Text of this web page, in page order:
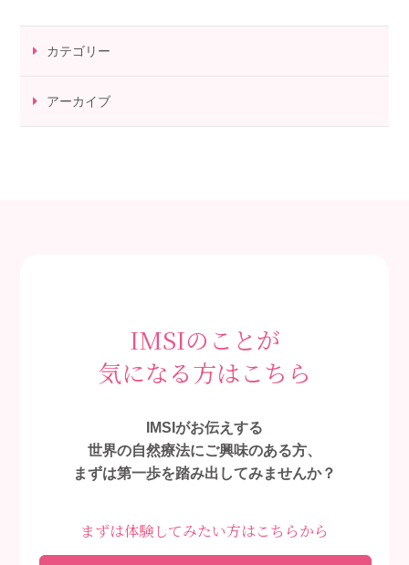
カテゴリー
アーカイブ
IMSIのことが
気になる方はこちら
IMSIがお伝えする
世界の自然療法にご興味のある方、
まずは第一歩を踏み出してみませんか？
まずは体験してみたい方はこちらから